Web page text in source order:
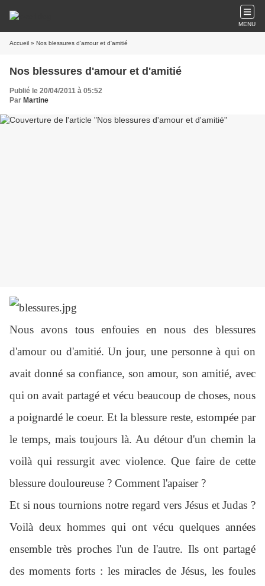
MENU
Accueil » Nos blessures d'amour et d'amitié
Nos blessures d'amour et d'amitié
Publié le 20/04/2011 à 05:52
Par Martine
Nous avons tous enfouies en nous des blessures
d'amour ou d'amitié. Un jour, une personne à qui on
avait donné sa confiance, son amour, son amitié, avec
qui on avait partagé et vécu beaucoup de choses, nous
a poignardé le coeur. Et la blessure reste, estompée par
le temps, mais toujours là. Au détour d'un chemin la
voilà qui ressurgit avec violence. Que faire de cette
blessure douloureuse ? Comment l'apaiser ?
Et si nous tournions notre regard vers Jésus et Judas ?
Voilà deux hommes qui ont vécu quelques années
ensemble très proches l'un de l'autre. Ils ont partagé
des moments forts : les miracles de Jésus, les foules